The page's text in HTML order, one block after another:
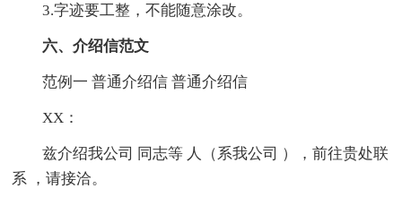
3.字迹要工整，不能随意涂改。
六、介绍信范文
范例一 普通介绍信 普通介绍信
XX：
兹介绍我公司 同志等 人（系我公司 ），前往贵处联
系 ，请接洽。